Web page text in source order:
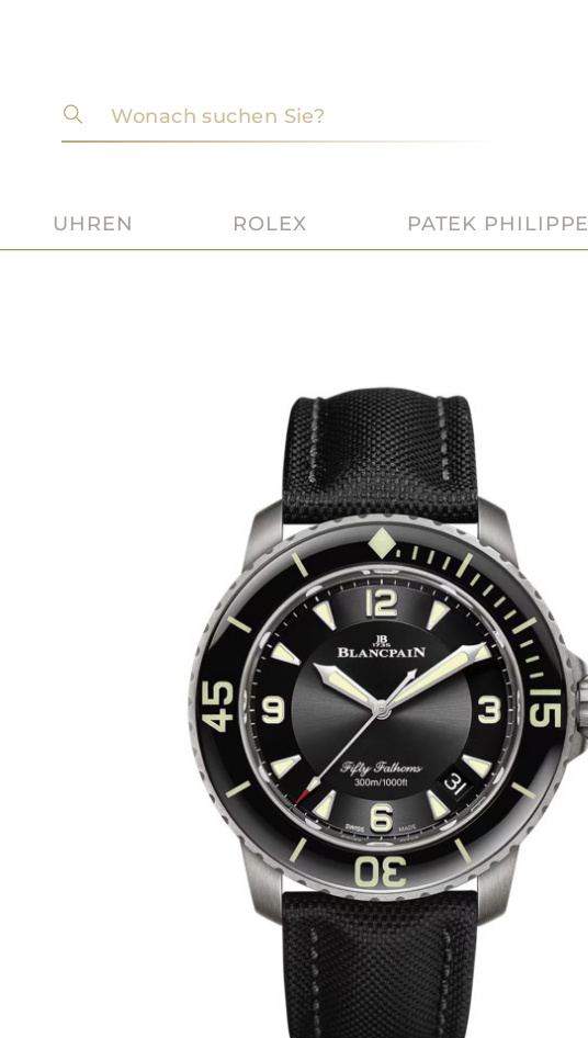
Wonach suchen Sie?
UHREN ROLEX PATEK PHILIPPE